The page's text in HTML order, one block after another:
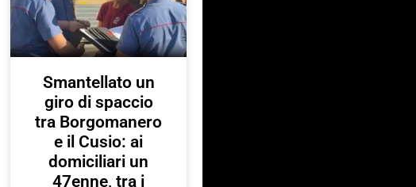
Smantellato un
giro di spaccio
tra Borgomanero
e il Cusio: ai
domiciliari un
47enne, tra i